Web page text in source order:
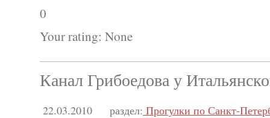
0
Your rating: None
Канал Грибоедова у
22.03.2010 раздел: Прогулки по Санкт-